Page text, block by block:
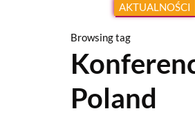
AKTUALNOŚCI
Browsing tag
Poland